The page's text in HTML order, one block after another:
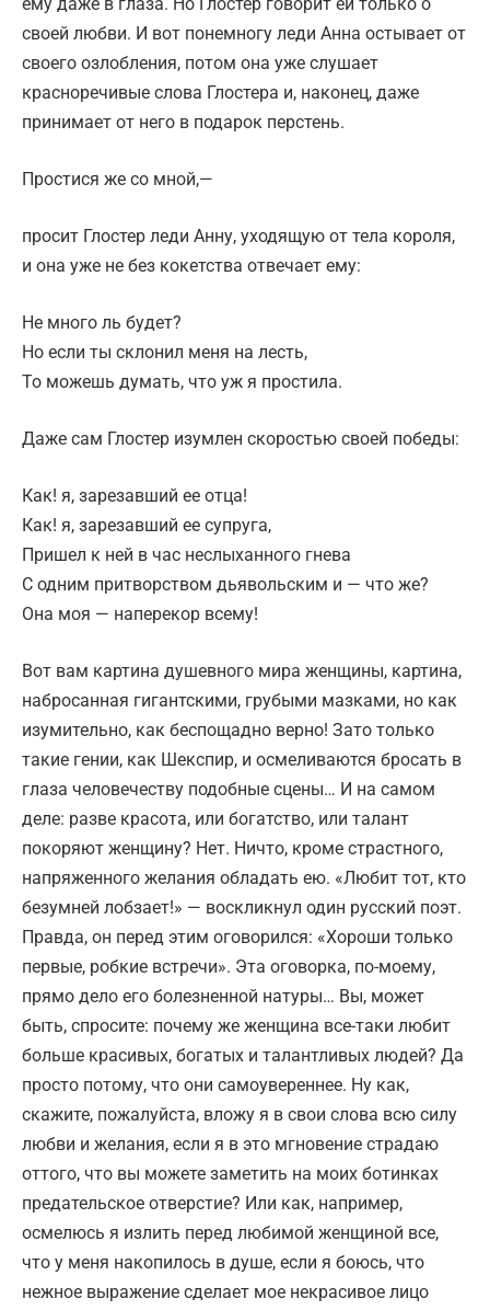
своей любви. И вот понемногу леди Анна остывает от
своего озлобления, потом она уже слушает
красноречивые слова Глостера и, наконец, даже
принимает от него в подарок перстень.
Простися же со мной,—
просит Глостер леди Анну, уходящую от тела короля,
и она уже не без кокетства отвечает ему:
Не много ль будет?
Но если ты склонил меня на лесть,
То можешь думать, что уж я простила.
Даже сам Глостер изумлен скоростью своей победы:
Как! я, зарезавший ее отца!
Как! я, зарезавший ее супруга,
Пришел к ней в час неслыханного гнева
С одним притворством дьявольским и — что же?
Она моя — наперекор всему!
Вот вам картина душевного мира женщины, картина,
набросанная гигантскими, грубыми мазками, но как
изумительно, как беспощадно верно! Зато только
такие гении, как Шекспир, и осмеливаются бросать в
глаза человечеству подобные сцены… И на самом
деле: разве красота, или богатство, или талант
покоряют женщину? Нет. Ничто, кроме страстного,
напряженного желания обладать ею. «Любит тот, кто
безумней лобзает!» — воскликнул один русский поэт.
Правда, он перед этим ого­ворился: «Хороши только
первые, робкие встречи». Эта оговорка, по-моему,
прямо дело его болезненной натуры… Вы, может
быть, спросите: почему же женщина все-таки любит
больше красивых, богатых и талантливых людей? Да
просто потому, что они самоувереннее. Ну как,
скажите, пожалуйста, вложу я в свои слова всю силу
любви и желания, если я в это мгновение страдаю
оттого, что вы можете заметить на моих ботинках
предательское отверстие? Или как, например,
осмелюсь я излить перед любимой женщиной все,
что у меня накопилось в душе, если я боюсь, что
нежное выражение сделает мое некрасивое лицо